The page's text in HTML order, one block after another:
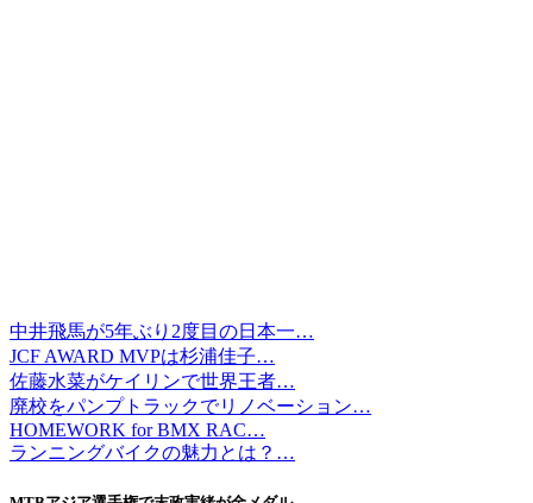
中井飛馬が5年ぶり2度目の日本一…
JCF AWARD MVPは杉浦佳子…
佐藤水菜がケイリンで世界王者…
廃校をパンプトラックでリノベーション…
HOMEWORK for BMX RAC…
ランニングバイクの魅力とは？…